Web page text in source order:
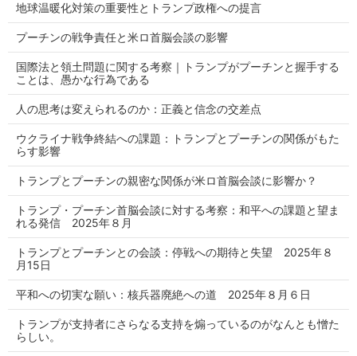
地球温暖化対策の重要性とトランプ政権への提言
プーチンの戦争責任と米ロ首脳会談の影響
国際法と領土問題に関する考察｜トランプがプーチンと握手する
ことは、愚かな行為である
人の思考は変えられるのか：正義と信念の交差点
ウクライナ戦争終結への課題：トランプとプーチンの関係がもた
らす影響
トランプとプーチンの親密な関係が米ロ首脳会談に影響か？
トランプ・プーチン首脳会談に対する考察：和平への課題と望ま
れる発信 2025年８月
トランプとプーチンとの会談：停戦への期待と失望 2025年８
月15日
平和への切実な願い：核兵器廃絶への道 2025年８月６日
トランプが支持者にさらなる支持を煽っているのがなんとも憎た
らしい。